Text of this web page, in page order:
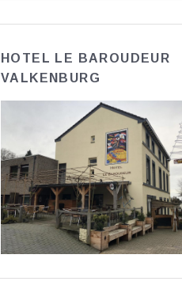
HOTEL LE BAROUDEUR
VALKENBURG